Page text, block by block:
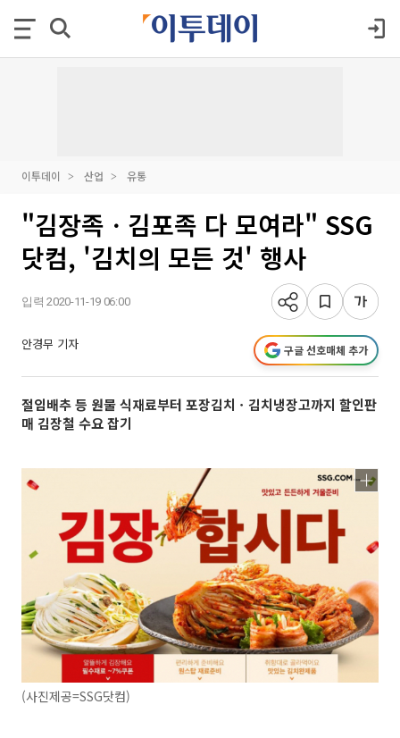
이투데이 산업 유통
"김장족ㆍ김포족 다 모여라" SSG
닷컴, '김치의 모든 것' 행사
입력 2020-11-19 06:00
안경무 기자 구글 선호매체 추가
절임배추 등 원물 식재료부터 포장김치ㆍ김치냉장고까지 할인판
매 김장철 수요 잡기
(사진제공=SSG닷컴)